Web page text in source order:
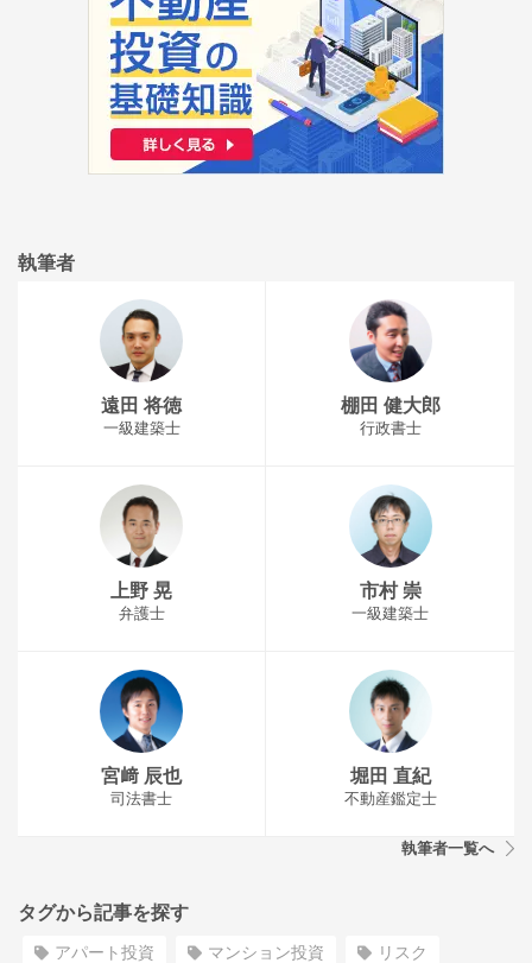
執筆者
遠田 将徳
一級建築士
棚田 健大郎
行政書士
上野 晃
弁護士
市村 崇
一級建築士
宮﨑 辰也
司法書士
堀田 直紀
不動産鑑定士
執筆者一覧へ
タグから記事を探す
アパート投資 マンション投資 リスク